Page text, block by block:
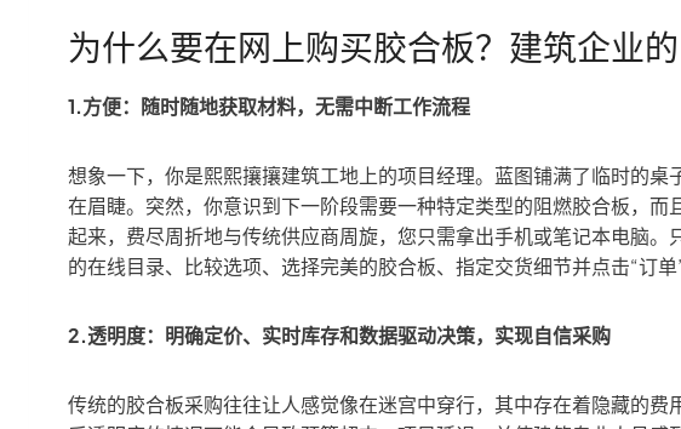
为什么要在网上购买胶合板？建筑企业
1.方便：随时随地获取材料，无需中断工作流程
想象一下，你是熙熙攘攘建筑工地上的项目经理。蓝图铺满了临时的
在眉睫。突然，你意识到下一阶段需要一种特定类型的阻燃胶合板，
起来，费尽周折地与传统供应商周旋，您只需拿出手机或笔记本电脑
的在线目录、比较选项、选择完美的胶合板、指定交货细节并点击“订
2.透明度：明确定价、实时库存和数据驱动决策，实现自信采购
传统的胶合板采购往往让人感觉像在迷宫中穿行，其中存在着隐藏的